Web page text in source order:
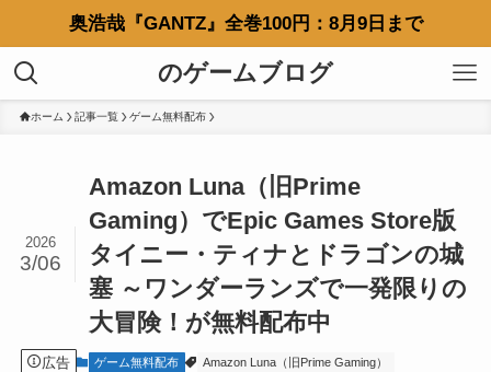
奥浩哉『GANTZ』全巻100円：8月9日まで
のゲームブログ
ホーム 記事一覧 ゲーム無料配布
Amazon Luna（旧Prime
Gaming）でEpic Games Store版
タイニー・ティナとドラゴンの城
塞 ～ワンダーランズで一発限りの
大冒険！が無料配布中
2026
3/06
広告 ゲーム無料配布 Amazon Luna（旧Prime Gaming）